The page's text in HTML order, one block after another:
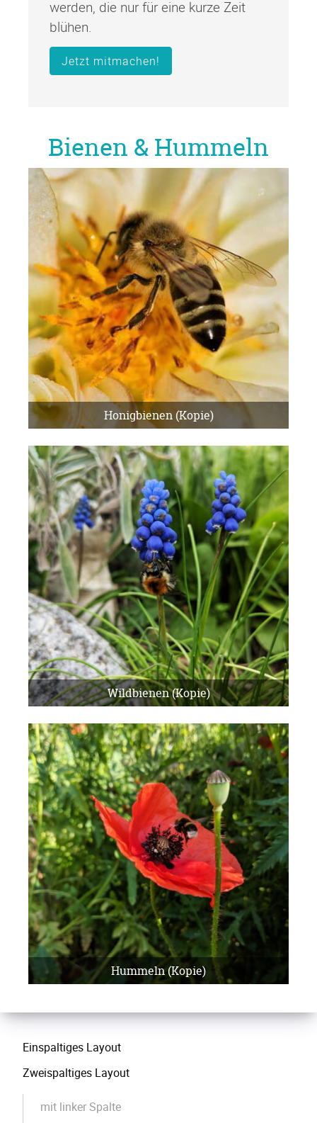
werden, die nur für eine kurze Zeit
blühen.
Jetzt mitmachen!
Bienen & Hummeln
Honigbienen (Kopie)
Wildbienen (Kopie)
Hummeln (Kopie)
überspringen
Einspaltiges Layout
Zweispaltiges Layout
mit linker Spalte